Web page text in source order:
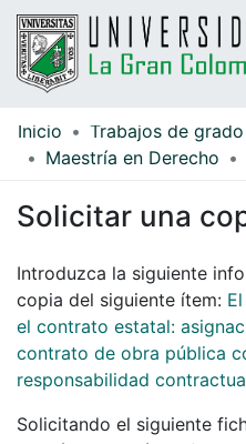
Comunidades
Inicio Trabajos de grado
Maestría en Derecho
Solicitar una
Introduzca la siguiente
copia del siguiente ítem:
el contrato estatal:
contrato de obra pública
responsabilidad
Solicitando el siguiente